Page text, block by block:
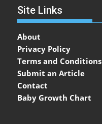
Site Links
About
Privacy Policy
Terms and Conditions
Submit an Article
Contact
Baby Growth Chart